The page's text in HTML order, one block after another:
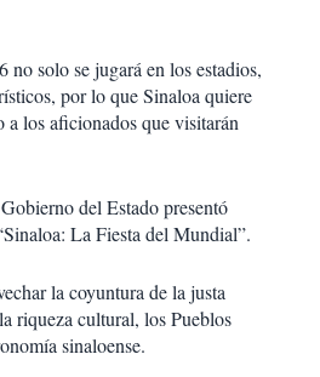
solo se jugará en los estadios,
por lo que Sinaloa quiere
a los aficionados que visitarán
del Estado presentó
La Fiesta del Mundial”.
la coyuntura de la justa
riqueza cultural, los Pueblos
sinaloense.